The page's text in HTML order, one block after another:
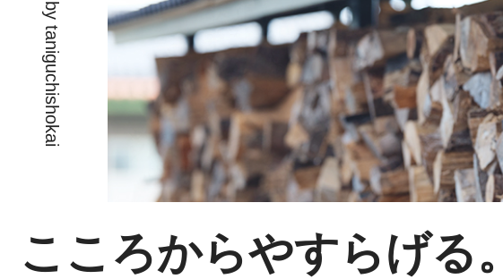
by taniguchishokai
こころからやすらげる。